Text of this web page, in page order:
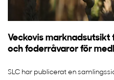
Veckovis
och foderråvaror för
SLC har publicerat en